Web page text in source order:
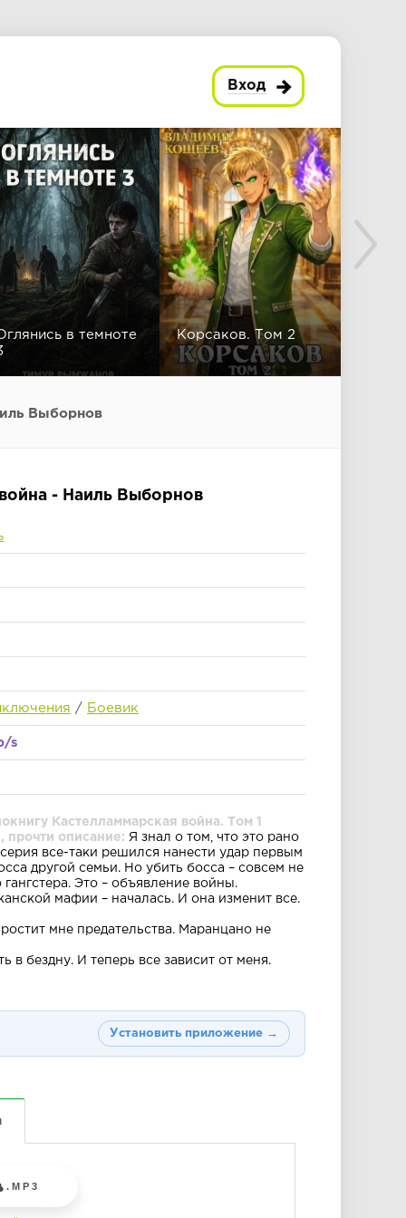
Вход
в темноте
Корсаков. Том 2
Выборнов
- Наиль Выборнов
/ Боевик
s
Кастелламмарская война. Том 1
прочти описание: Я знал о том, что это рано
все-таки решился нанести удар первым
другой семьи. Но убить босса – совсем не
Это – объявление войны.
мафии – началась. И она изменит все.
мне предательства. Маранцано не
в бездну. И теперь все зависит от меня.
Установить приложение →
.MP3